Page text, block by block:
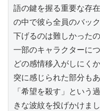
語の鍵を握る重要な存
の中で彼ら全員のバッ
下げるのは難しかった
一部のキャラクターに
どの感情移入がしにく
突に感じられた部分も
「希望を殺す」という
きな波紋を投げかけま